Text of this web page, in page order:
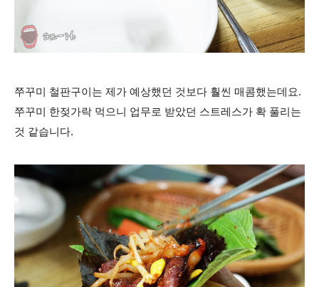
쭈꾸미 철판구이는 제가 예상했던 것보다 훨씬 매콤했는데요.
쭈꾸미 한젖가락 먹으니 업무로 받았던 스트레스가 확 풀리는
것 같습니다.